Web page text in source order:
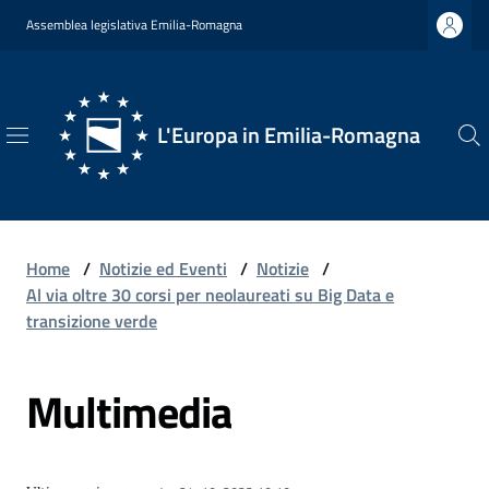
Vai al contenuto
Vai alla navigazione
Vai al footer
Assemblea legislativa Emilia-Romagna
L'Europa in Emilia-Romagna
L'Europa
Romagna
Siamo
Home / Notizie ed Eventi / Notizie /
Al via oltre 30 corsi per neolaureati su Big Data e
transizione verde
Multimedia